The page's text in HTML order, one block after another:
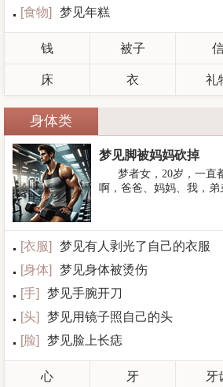
[食物] 梦见年糕
钱 被子
床 衣 礼
身体类
梦见脚被妈妈砍掉
梦者女，20岁，一直
啊，爸爸、妈妈、我，弟
[衣服]
梦见有人剥光了自己的衣服
[身体]
梦见身体被烫伤
[手]
梦见手腕开刀
[头]
梦见用镜子照自己的头
[脸] 梦见脸上长痣
心 牙 牙